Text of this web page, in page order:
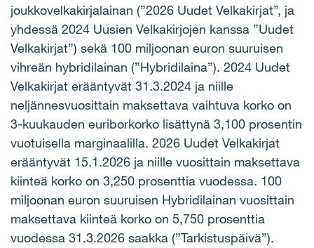
joukkovelkakirjalainan (”2026 Uudet Velkakirjat”, ja
yhdessä 2024 Uusien Velkakirjojen kanssa ”Uudet
Velkakirjat”) sekä 100 miljoonan euron suuruisen
vihreän hybridilainan (”Hybridilaina”). 2024 Uudet
Velkakirjat erääntyvät 31.3.2024 ja niille
neljännesvuosittain maksettava vaihtuva korko on
3-kuukauden euriborkorko lisättynä 3,100 prosentin
vuotuisella marginaalilla. 2026 Uudet Velkakirjat
erääntyvät 15.1.2026 ja niille vuosittain maksettava
kiinteä korko on 3,250 prosenttia vuodessa. 100
miljoonan euron suuruisen Hybridilainan vuosittain
maksettava kiinteä korko on 5,750 prosenttia
vuodessa 31.3.2026 saakka (”Tarkistuspäivä”).